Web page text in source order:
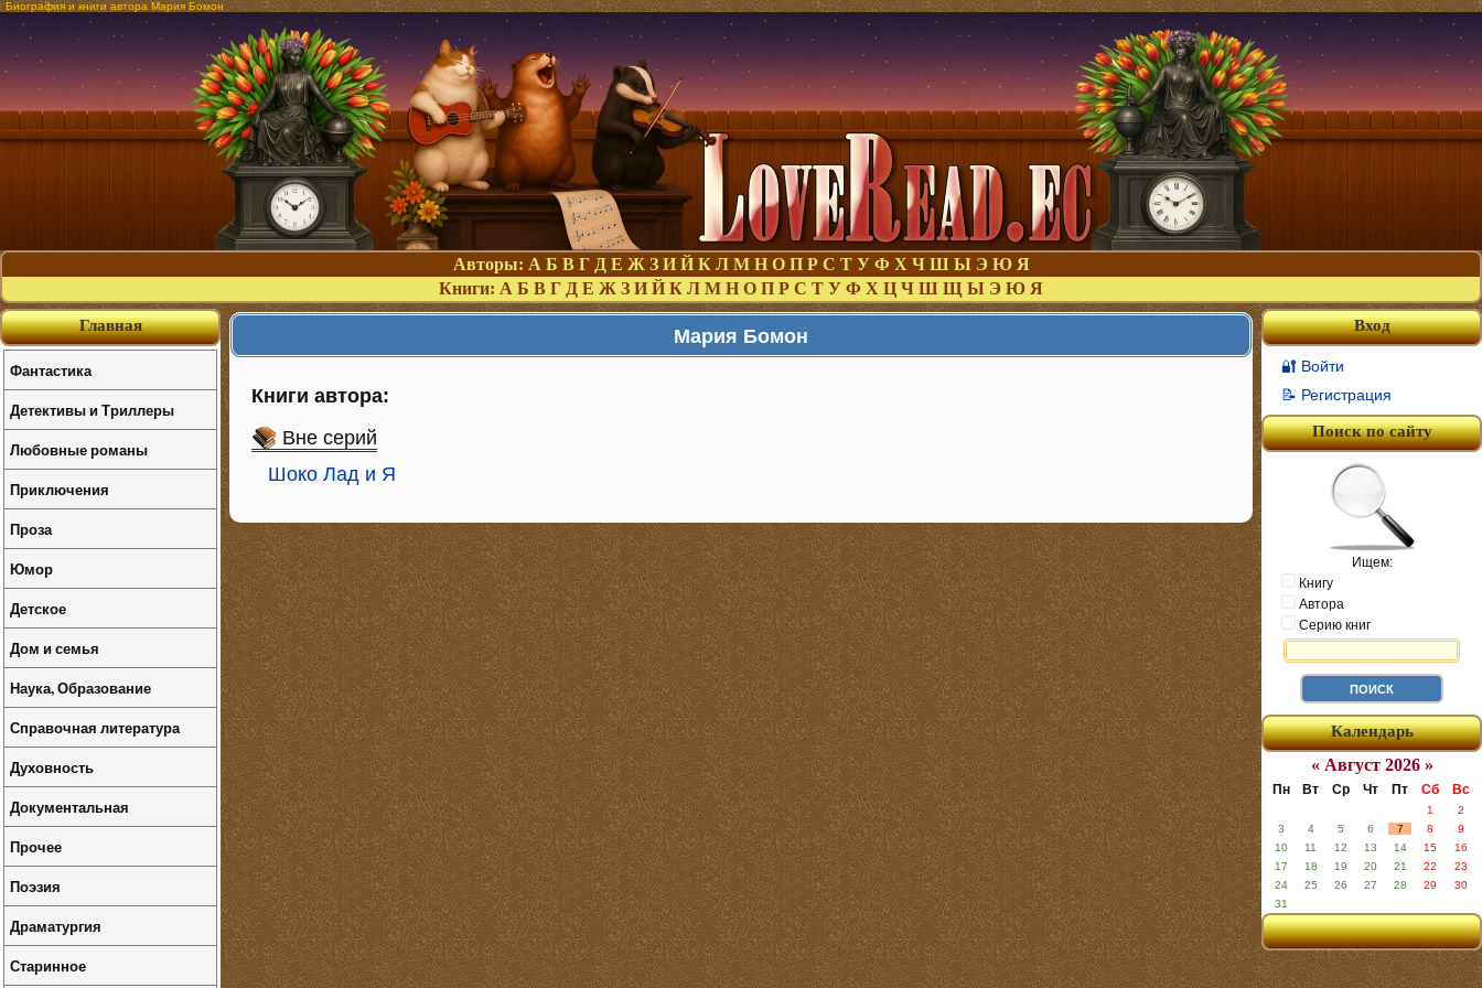
Биография и книги автора Мария Бомон
Авторы: А Б В Г Д Е Ж З И Й К Л М Н О П Р С Т У Ф Х Ч Ш Ы Э Ю Я
Книги: А Б В Г Д Е Ж З И Й К Л М Н О П Р С Т У Ф Х Ц Ч Ш Щ Ы Э Ю Я
Мария Бомон
Книги автора:
Вне серий
Шоко Лад и Я
Вход
🔐 Войти
📝 Регистрация
Поиск по сайту
Ищем:
Книгу
Автора
Серию книг
Календарь
« Август 2026 »
Пн Вт Ср Чт Пт Сб Вс
1
2
3
4 5 6 7 8
9
10
11 12 13 14 15
16
17
18 19 20 21 22
23
24
25 26 27 28 29
30
31
Главная
Фантастика
Детективы и Триллеры
Любовные романы
Приключения
Проза
Юмор
Детское
Дом и семья
Наука, Образование
Справочная литература
Духовность
Документальная
Прочее
Поэзия
Драматургия
Старинное